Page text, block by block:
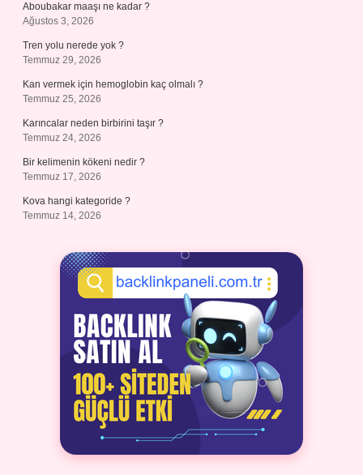
Aboubakar maaşı ne kadar ?
Ağustos 3, 2026
Tren yolu nerede yok ?
Temmuz 29, 2026
Kan vermek için hemoglobin kaç olmalı ?
Temmuz 25, 2026
Karıncalar neden birbirini taşır ?
Temmuz 24, 2026
Bir kelimenin kökeni nedir ?
Temmuz 17, 2026
Kova hangi kategoride ?
Temmuz 14, 2026